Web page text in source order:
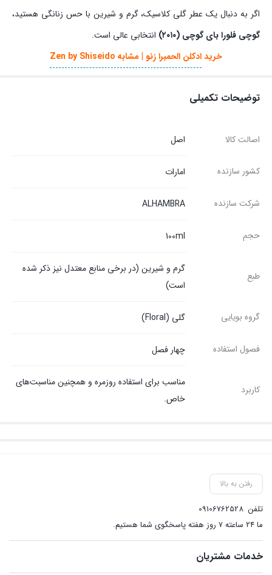
اگر به دنبال یک عطر گلی کلاسیک، گرم و شیرین با حس زنانگی هستید،
گوچی فلورا بای گوچی (۲۰۱۰)
انتخابی عالی است.
خریدادکلن الحمبرا زنو | مشابه Zen by Shiseido
توضیحات تکمیلی
اصالت کالا اصل
کشور سازنده امارات
شرکت سازنده ALHAMBRA
حجم 100ml
طبع
گرم و شیرین (در برخی منابع معتدل نیز ذکر شده
است)
گروه بویایی گلی (Floral)
فصول استفاده چهار فصل
کاربرد
مناسب برای استفاده روزمره و همچنین مناسبت‌های
خاص.
رفتن به بالا
تلفن 09106762528
ما ۲۴ ساعته ۷ روز هفته پاسخگوی شما هستیم.
خدمات مشتریان